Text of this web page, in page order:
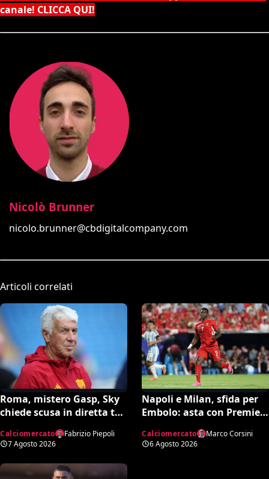
canale! CLICCA QUI!
Nicolò Brunner
nicolo.brunner@cbdigitalcompany.com
Articoli correlati
Roma, mistero Gasp, Sky
chiede scusa in diretta tv:
da lui”. Colpo a sorpresa
in arrivo?
Calciomercato
Fabrizio Piepoli
7 Agosto 2026
Napoli e Milan, sfida per
Embolo: asta con Premier
Calciomercato
Marco Corsini
6 Agosto 2026